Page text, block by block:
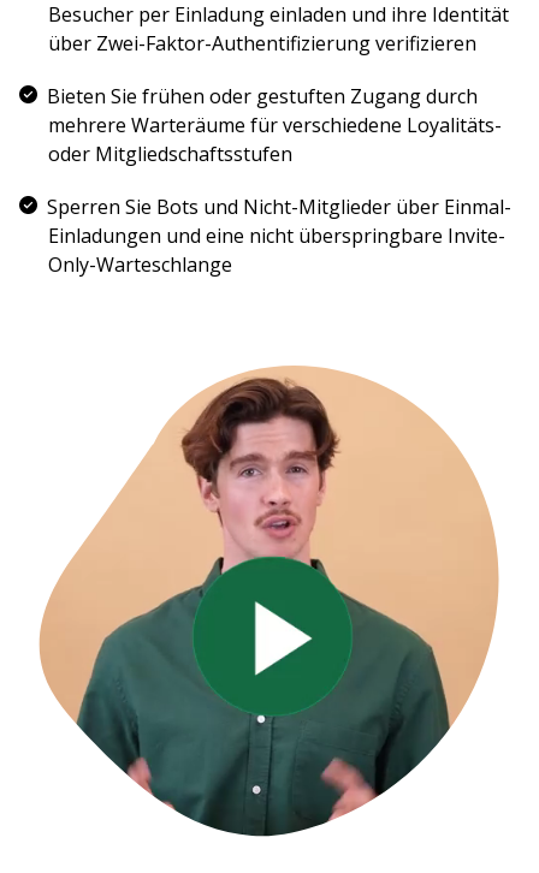
Besucher per Einladung einladen und ihre Identität
über Zwei-Faktor-Authentifizierung verifizieren
Bieten Sie frühen oder gestuften Zugang durch
mehrere Warteräume für verschiedene Loyalitäts-
oder Mitgliedschaftsstufen
Sperren Sie Bots und Nicht-Mitglieder über Einmal-
Einladungen und eine nicht überspringbare Invite-
Only-Warteschlange